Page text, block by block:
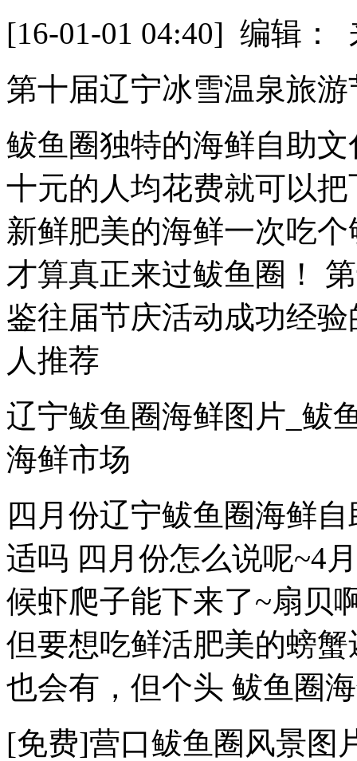
[16-01-01 04:40] 编辑
第十届辽宁冰雪温泉旅游
鲅鱼圈独特的海鲜自助
十元的人均花费就可以
新鲜肥美的海鲜一次吃
才算真正来过鲅鱼圈！
鉴往届节庆活动成功经
人推荐
辽宁鲅鱼圈海鲜图片_鲅
海鲜市场
四月份辽宁鲅鱼圈海鲜
适吗 四月份怎么说呢~4
候虾爬子能下来了~扇贝
但要想吃鲜活肥美的螃
也会有，但个头 鲅鱼圈
[免费]营口鲅鱼圈风景图